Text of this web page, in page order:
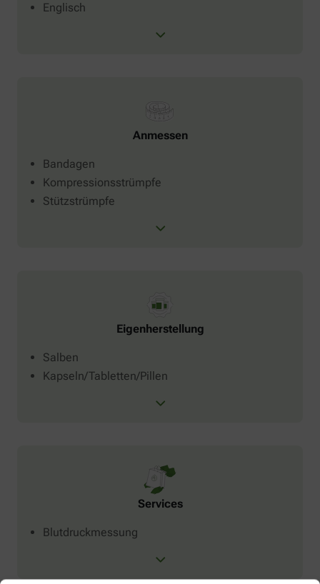
Englisch
Anmessen
Bandagen
Kompressionsstrümpfe
Stützstrümpfe
Eigenherstellung
Salben
Kapseln/Tabletten/Pillen
Services
Blutdruckmessung